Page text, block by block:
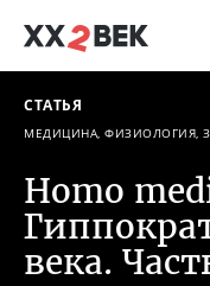
СТАТЬЯ
МЕДИЦИНА, ФИЗИОЛОГИЯ,
Homo
века.